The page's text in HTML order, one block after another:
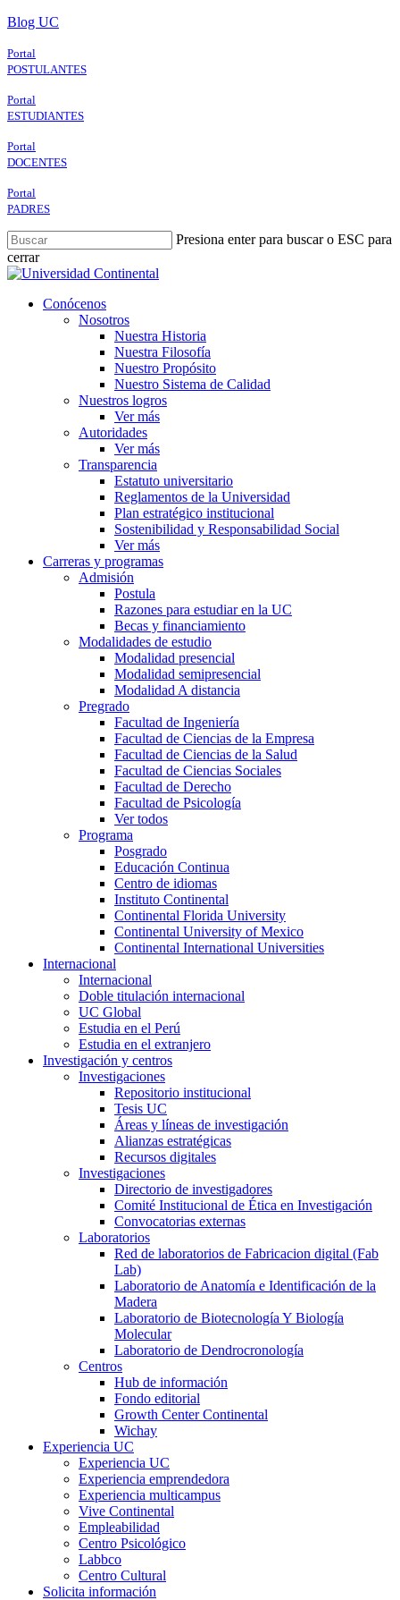
Skip
main
content
Blog UC
Portal
POSTULANTES
Portal
ESTUDIANTES
Portal
DOCENTES
Portal
PADRES
Presiona enter para buscar o ESC para
cerrar
Close
search
Menu
Conócenos
Nosotros
Nuestra Historia
Nuestra Filosofía
Nuestro Propósito
Nuestro Sistema de Calidad
Nuestros logros
Ver más
Autoridades
Ver más
Transparencia
Estatuto universitario
Reglamentos de la Universidad
Plan estratégico institucional
Sostenibilidad y Responsabilidad Social
Ver más
Carreras y programas
Admisión
Postula
Razones para estudiar en la UC
Becas y financiamiento
Modalidades de estudio
Modalidad presencial
Modalidad semipresencial
Modalidad A distancia
Pregrado
Facultad de Ingeniería
Facultad de Ciencias de la Empresa
Facultad de Ciencias de la Salud
Facultad de Ciencias Sociales
Facultad de Derecho
Facultad de Psicología
Ver todos
Programa
Posgrado
Educación Continua
Centro de idiomas
Instituto Continental
Continental Florida University
Continental University of Mexico
Continental International Universities
Internacional
Internacional
Doble titulación internacional
UC Global
Estudia en el Perú
Estudia en el extranjero
Investigación y centros
Investigaciones
Repositorio institucional
Tesis UC
Áreas y líneas de investigación
Alianzas estratégicas
Recursos digitales
Investigaciones
Directorio de investigadores
Comité Institucional de Ética en Investigación
Convocatorias externas
Laboratorios
Red de laboratorios de Fabricacion digital (Fab
Lab)
Laboratorio de Anatomía e Identificación de la
Madera
Laboratorio de Biotecnología Y Biología
Molecular
Laboratorio de Dendrocronología
Centros
Hub de información
Fondo editorial
Growth Center Continental
Wichay
Experiencia UC
Experiencia UC
Experiencia emprendedora
Experiencia multicampus
Vive Continental
Empleabilidad
Centro Psicológico
Labbco
Centro Cultural
Solicita información